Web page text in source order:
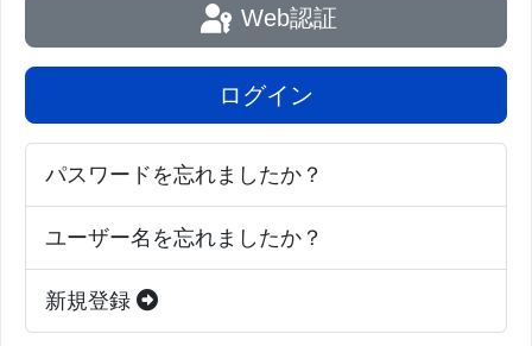
Web認証
ログイン
パスワードを忘れましたか？
ユーザー名を忘れましたか？
新規登録